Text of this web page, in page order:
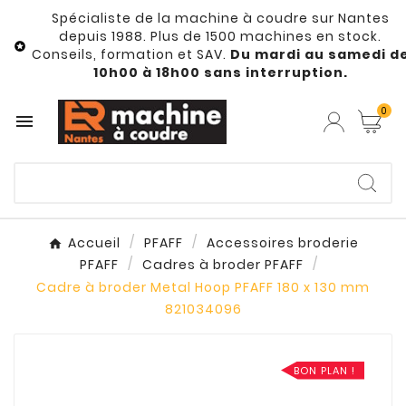

Spécialiste de la machine à coudre sur Nantes
depuis 1988. Plus de 1500 machines en stock.
Conseils, formation et SAV. Du mardi au samedi
10h00 à 18h00 sans interruption.
 0
Accueil PFAFF
Accessoires broderie
PFAFF
Cadres à broder PFAFF
Cadre à broder Metal Hoop PFAFF 180 x 130 mm
821034096
BON PLAN !